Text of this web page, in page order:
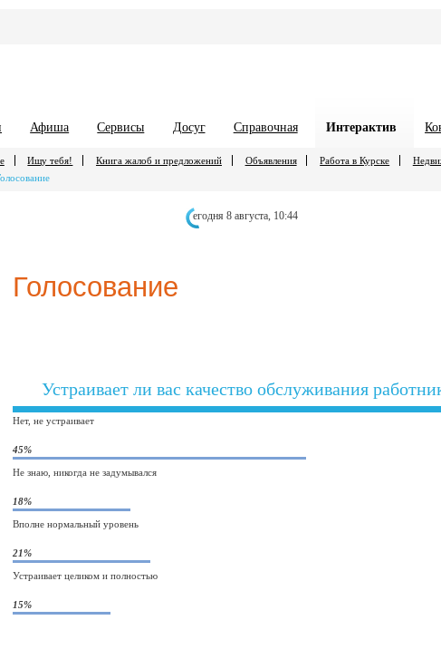
Афиша Сервисы Досуг Справочная Интерактив
Ищу тебя! Книга жалоб и предложений Объявления Работа в Курске
егодня 8 августа, 10:44
Голосование
Устраивает ли вас качество обслуживания
Нет, не устраивает
45%
Не знаю, никогда не задумывался
18%
Вполне нормальный уровень
21%
Устраивает целиком и полностью
15%